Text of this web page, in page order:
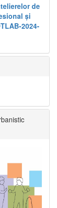
de
și
2024-